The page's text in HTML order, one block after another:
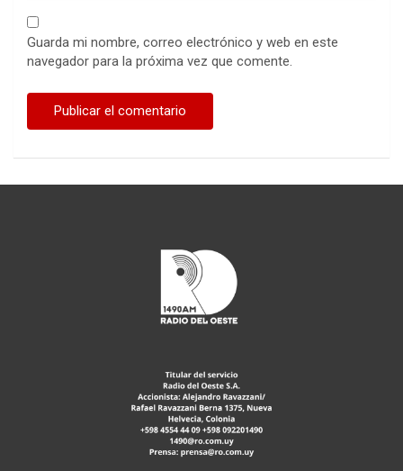
Guarda mi nombre, correo electrónico y web en este
navegador para la próxima vez que comente.